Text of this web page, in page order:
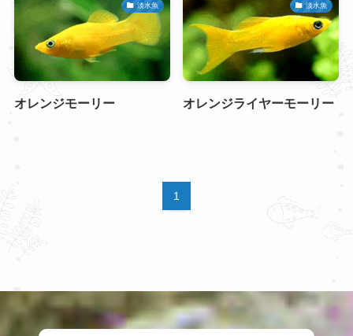
淡水魚
オレンジモーリー
淡水魚
オレンジライヤーモーリー
1